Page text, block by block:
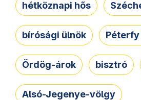
hétköznapi hős
bírósági ülnök Péterfy
Ördög-árok bisztró
Alsó-Jegenye-völgy